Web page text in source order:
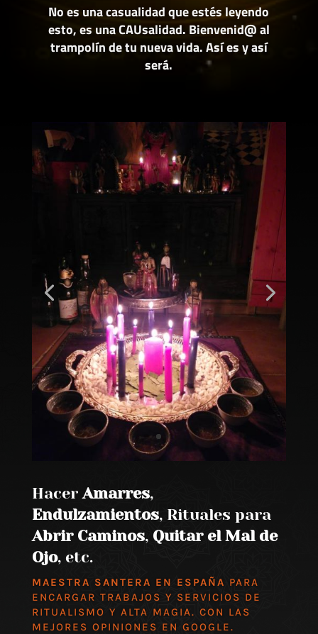
No es una casualidad que estés leyendo
esto, es una CAUsalidad. Bienvenid@ al
trampolín de tu nueva vida. Así es y así
será.
Hacer Amarres,
Endulzamientos, Rituales para
Abrir Caminos, Quitar el Mal de
Ojo, etc.
MAESTRA SANTERA EN ESPAÑA PARA
ENCARGAR TRABAJOS Y SERVICIOS DE
RITUALISMO Y ALTA MAGIA. CON LAS
MEJORES OPINIONES EN GOOGLE.